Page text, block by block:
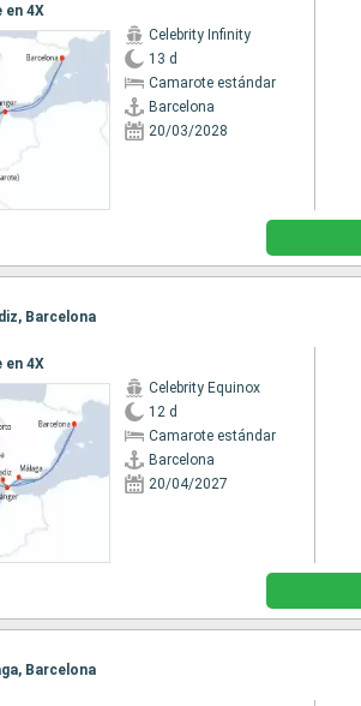
en 4X
Celebrity Infinity
13 d
Camarote estándar
Barcelona
20/03/2028
Barcelona
en 4X
Celebrity Equinox
12 d
Camarote estándar
Barcelona
20/04/2027
Barcelona